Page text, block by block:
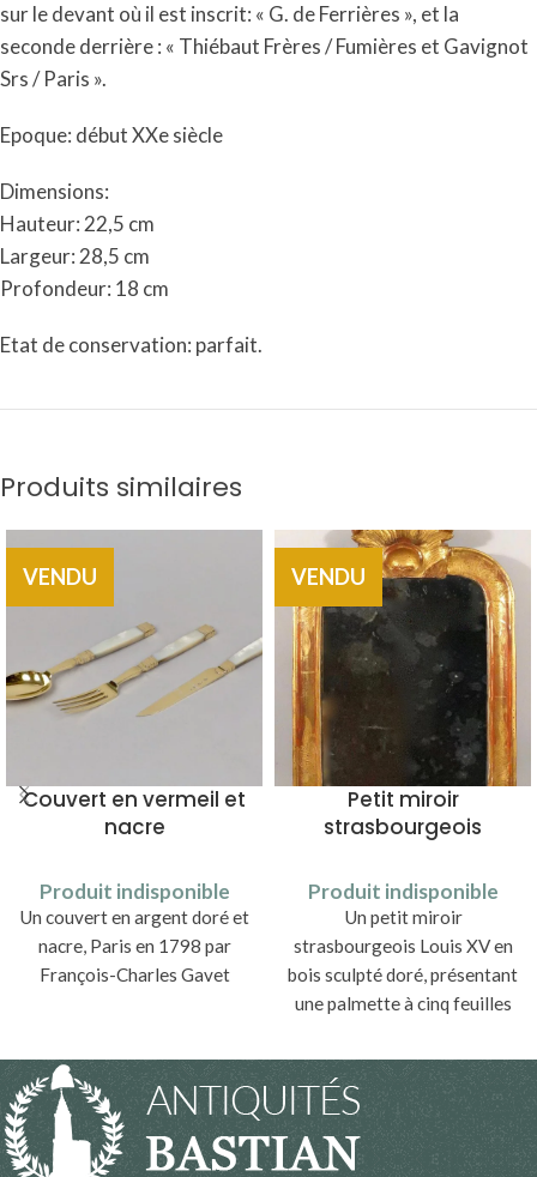
sur le devant où il est inscrit: « G. de Ferrières », et la
seconde derrière : « Thiébaut Frères / Fumières et Gavignot
Srs / Paris ».
Epoque: début XXe siècle
Dimensions:
Hauteur: 22,5 cm
Largeur: 28,5 cm
Profondeur: 18 cm
Etat de conservation: parfait.
Produits similaires
VENDU
Couvert en vermeil et
nacre
Produit indisponible
Un couvert en argent doré et
nacre, Paris en 1798 par
François-Charles Gavet
VENDU
Petit miroir
strasbourgeois
Produit indisponible
Un petit miroir
strasbourgeois Louis XV en
bois sculpté doré, présentant
une palmette à cinq feuilles